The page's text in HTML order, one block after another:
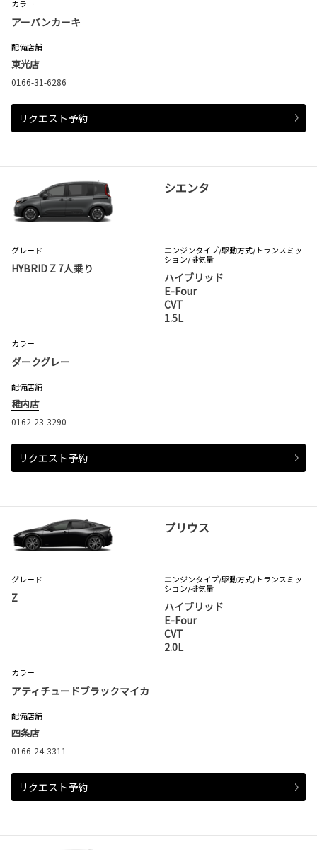
カラー
アーバンカーキ
配備店舗
東光店
0166-31-6286
リクエスト予約
シエンタ
グレード
HYBRID Z 7人乗り
エンジンタイプ/駆動方式/トランスミッ
ション/排気量
ハイブリッド
E-Four
CVT
1.5L
カラー
ダークグレー
配備店舗
稚内店
0162-23-3290
リクエスト予約
プリウス
グレード
Z
エンジンタイプ/駆動方式/トランスミッ
ション/排気量
ハイブリッド
E-Four
CVT
2.0L
カラー
アティチュードブラックマイカ
配備店舗
四条店
0166-24-3311
リクエスト予約